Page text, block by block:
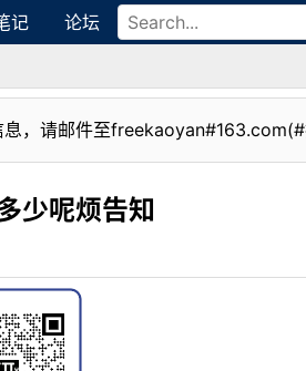
记 论坛
息，请邮件至freekaoyan#163.com(#
少呢烦告知